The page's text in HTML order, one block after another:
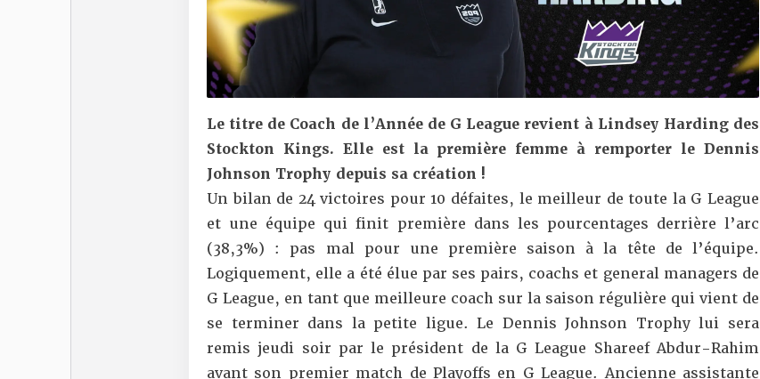
Le titre de Coach de l’Année de G League revient à Lindsey Harding des
Stockton Kings. Elle est la première femme à remporter le Dennis
Johnson Trophy depuis sa création !
Un bilan de 24 victoires pour 10 défaites, le meilleur de toute la G League
et une équipe qui finit première dans les pourcentages derrière l’arc
(38,3%) : pas mal pour une première saison à la tête de l’équipe.
Logiquement, elle a été élue par ses pairs, coachs et general managers de
G League, en tant que meilleure coach sur la saison régulière qui vient de
se terminer dans la petite ligue. Le Dennis Johnson Trophy lui sera
remis jeudi soir par le président de la G League Shareef Abdur-Rahim
avant son premier match de Playoffs en G League.Ancienne assistante